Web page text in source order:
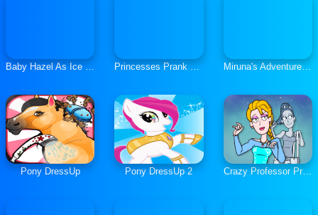
Baby Hazel As Ice Princess Dressup Princesses Prank Wars Makeover Miruna's Adventure: Filter Mania
Pony DressUp Pony DressUp 2 Crazy Professor Princess Maker